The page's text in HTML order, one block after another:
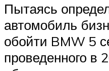
Пытаясь
автомобиль
обойти BMW 5
проведенного в